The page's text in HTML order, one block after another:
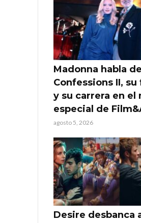
Madonna habla de
Confessions II,
y su carrera en el
especial de
agosto 5, 2026
Desire desbanca